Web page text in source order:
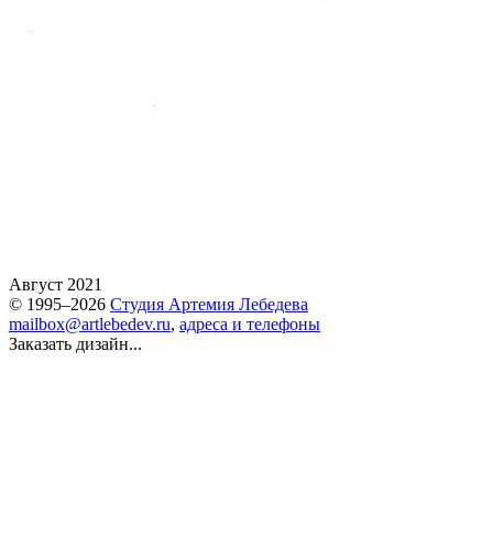
Август 2021
© 1995–2026 Студия Артемия Лебедева
mailbox@artlebedev.ru, адреса и телефоны
Заказать дизайн...